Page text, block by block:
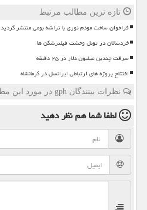
تازه ترین مطالب مرتبط
فراخوان ساخت مودم نوری با تراشه بومی منتشر گردید
خردسالان در تونل وحشت فیلترشکن ها
سرقت چندین میلیون دلار در ۲۵ دقیقه
افتتاح پروژه های ارتباطی ایرانسل در کرمانشاه
نظرات بینندگان gph در مورد این مطلب
لطفا شما همنظر دهید